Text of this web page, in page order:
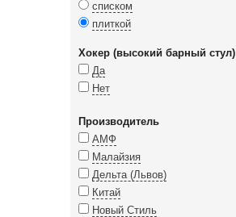
списком
плиткой
Хокер (высокий барный стул)
Да
Нет
Производитель
АМФ
Малайзия
Дельта (Львов)
Китай
Новый Стиль